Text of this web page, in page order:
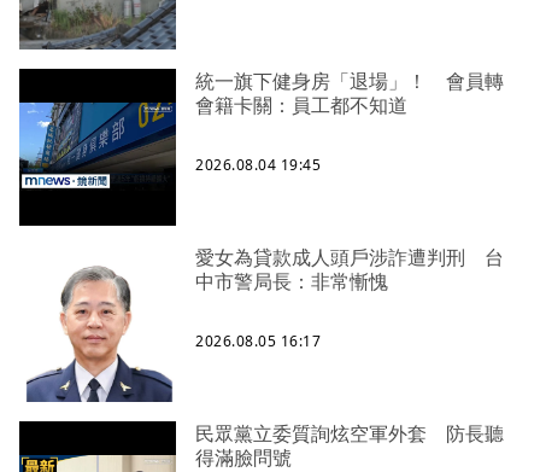
統一旗下健身房「退場」！ 會員轉
會籍卡關：員工都不知道
2026.08.04 19:45
愛女為貸款成人頭戶涉詐遭判刑 台
中市警局長：非常慚愧
2026.08.05 16:17
民眾黨立委質詢炫空軍外套 防長聽
得滿臉問號